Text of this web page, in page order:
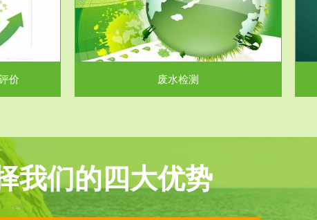
价
在生产工艺过程
...
废水检测
检测范围工业废气检测包括有机废气和无机废
气。有机废气主要包括...
我们的四大优势